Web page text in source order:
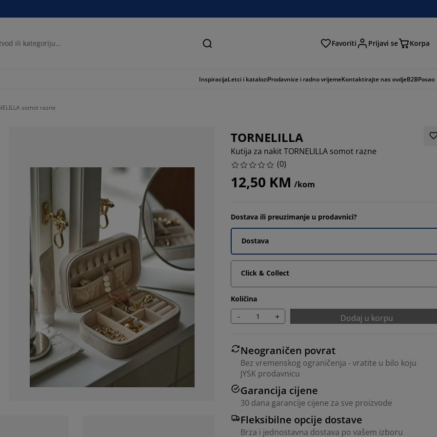
Traži Favoriti Prijavi se Korpa
InspiracijaLetci i kataloziProdavnice i radno vrijemeKontaktirajte nas ovdjeB2BPosao
somot razne
TORNELILLA
Kutija za nakit TORNELILLA somot razne
(0)
12,50 KM /kom
Dostava ili preuzimanje u prodavnici?
Dostava
Click & Collect
Količina
- + Dodaj u korpu
Neograničen povrat
Bez vremenskog ograničenja - vratite u bilo koju
JYSK prodavnicu
Garancija cijene
30 dana garancije cijene za sve proizvode
Fleksibilne opcije dostave
Brza i jednostavna dostava po vašem izboru